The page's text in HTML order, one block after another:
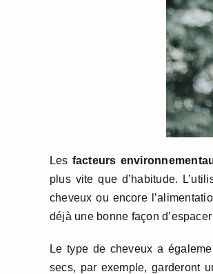
Les facteurs
plus vite que d’habitude.
cheveux ou encore
déjà une bonne façon
Le type de cheveux a
secs, par exemple, garderont